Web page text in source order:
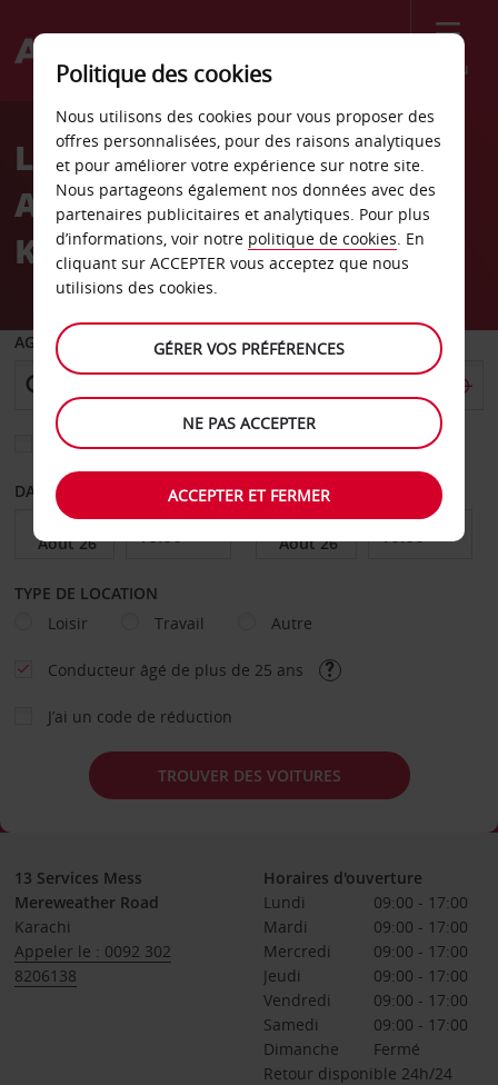
Menu
Welcome
AvisLocation de voiture
Aéroport international de
Karachi
AGENCE DE DÉPART
Sélectionnez une autre agence de retour
DATE DE DÉPART DATE DE RETOUR
TYPE DE LOCATION
Loisir
Travail Autre
Conducteur âgé de plus de 25 ans
J’ai un code de réduction
TROUVER DES VOITURES
13 Services Mess
Mereweather Road
Karachi
Appeler le : 0092 302
8206138
Horaires d'ouverture
Lundi
09:00 - 17:00
Mardi
09:00 - 17:00
Mercredi
09:00 - 17:00
Jeudi
09:00 - 17:00
Vendredi
09:00 - 17:00
Samedi
09:00 - 17:00
Dimanche
Fermé
Retour disponible 24h/24
Politique des cookies
Nous utilisons des cookies pour vous proposer des
offres personnalisées, pour des raisons analytiques
et pour améliorer votre expérience sur notre site.
Nous partageons également nos données avec des
partenaires publicitaires et analytiques. Pour plus
d’informations, voir notre politique de cookies. En
cliquant sur ACCEPTER vous acceptez que nous
utilisions des cookies.
GÉRER VOS PRÉFÉRENCES
NE PAS ACCEPTER
ACCEPTER ET FERMER